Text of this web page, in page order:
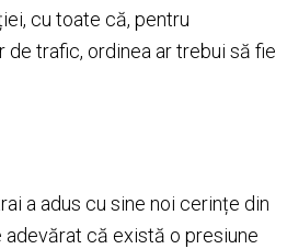
cu toate că, pentru
trafic, ordinea ar trebui să fie
a adus cu sine noi cerințe din
că există o presiune